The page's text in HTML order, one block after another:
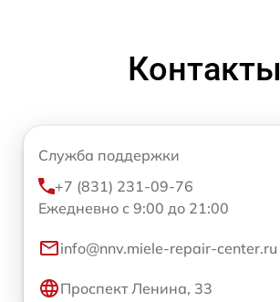
Контакты
Служба поддержки
+7 (831) 231-09-76
Ежедневно с 9:00 до 21:00
info@nnv.miele-repair-center.ru
Проспект Ленина, 33